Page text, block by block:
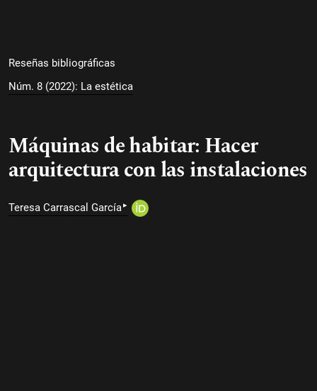
Reseñas bibliográficas
Núm. 8 (2022): La estética
Máquinas de habitar: Hacer
arquitectura con las instalaciones
Teresa Carrascal García▸